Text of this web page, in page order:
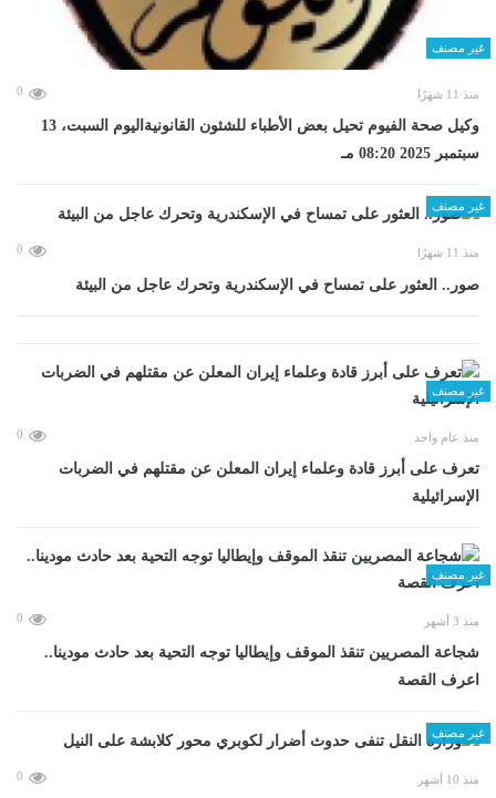
غير مصنف
منذ 11 شهرًا 0
وكيل صحة الفيوم تحيل بعض الأطباء للشئون القانونيةاليوم السبت، 13
سبتمبر 2025 08:20 مـ
غير مصنف
منذ 11 شهرًا 0
صور.. العثور على تمساح في الإسكندرية وتحرك عاجل من البيئة
غير مصنف
منذ عام واحد 0
تعرف على أبرز قادة وعلماء إيران المعلن عن مقتلهم في الضربات
الإسرائيلية
غير مصنف
منذ 3 أشهر 0
شجاعة المصريين تنقذ الموقف وإيطاليا توجه التحية بعد حادث مودينا..
اعرف القصة
غير مصنف
منذ 10 أشهر 0